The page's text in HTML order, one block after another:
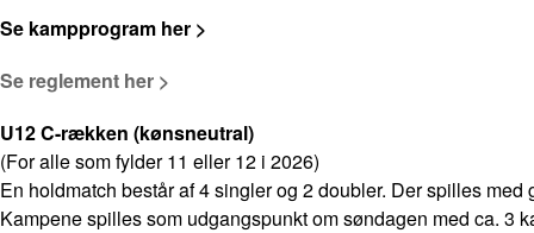
Se kampprogram her >
Se reglement her >
U12 C-rækken (kønsneutral)
(For alle som fylder 11 eller 12 i 2026)
En holdmatch består af 4 singler og 2 doubler. Der spilles
Kampene spilles som udgangspunkt om søndagen med ca. 3